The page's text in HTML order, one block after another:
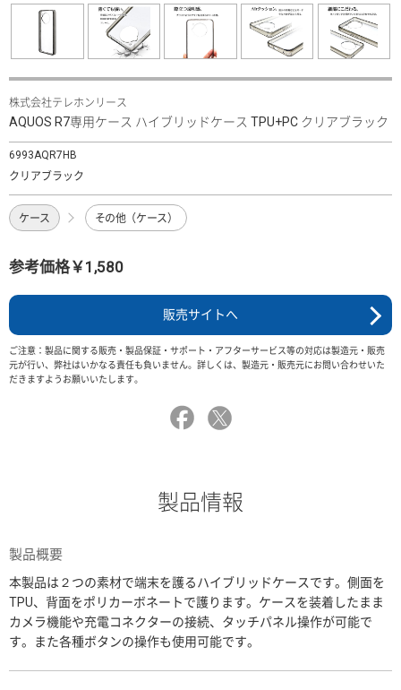
株式会社テレホンリース
AQUOS R7専用ケース ハイブリッドケース TPU+PC クリアブラック
6993AQR7HB
クリアブラック
ケース その他（ケース）
参考価格￥1,580
販売サイトへ
ご注意：製品に関する販売・製品保証・サポート・アフターサービス等の対応は製造元・販売
元が行い、弊社はいかなる責任も負いません。詳しくは、製造元・販売元にお問い合わせいた
だきますようお願いいたします。
製品情報
製品概要
本製品は２つの素材で端末を護るハイブリッドケースです。側面を
TPU、背面をポリカーボネートで護ります。ケースを装着したまま
カメラ機能や充電コネクターの接続、タッチパネル操作が可能で
す。また各種ボタンの操作も使用可能です。